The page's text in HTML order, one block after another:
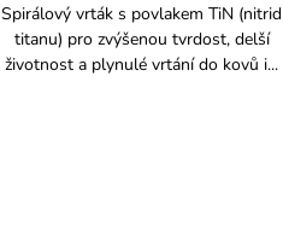
Spirálový vrták s povlakem TiN (nitrid
titanu) pro zvýšenou tvrdost, delší
životnost a plynulé vrtání do kovů i...